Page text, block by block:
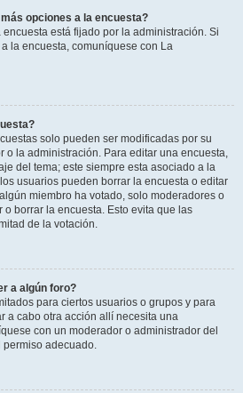
opciones a la encuesta?
está fijado por la administración. Si
la encuesta, comuníquese con La
solo pueden ser modificadas por su
o la administración. Para editar una encuesta,
del tema; este siempre esta asociado a la
usuarios pueden borrar la encuesta o editar
miembro ha votado, solo moderadores o
borrar la encuesta. Esto evita que las
de la votación.
a algún foro?
para ciertos usuarios o grupos y para
a cabo otra acción allí necesita una
con un moderador o administrador del
permiso adecuado.